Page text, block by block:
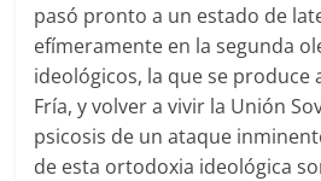
pasó pronto a un estado de
efímeramente en la segunda
ideológicos, la que se produce
Fría, y volver a vivir la Unión
psicosis de un ataque
de esta ortodoxia ideológica